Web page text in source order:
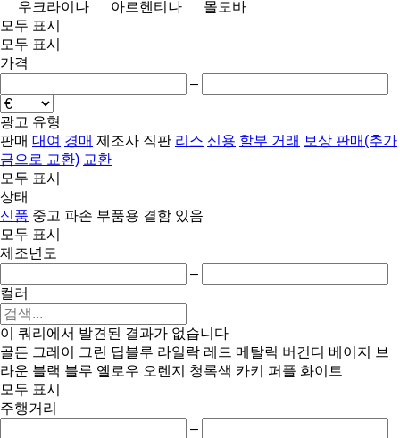
우크라이나 아르헨티나
몰도바
모두 표시
모두 표시
가격
–
광고 유형
판매 대여 경매 제조사 직판 리스 신용 할부 거래 보상 판매(추가
금으로 교환) 교환
모두 표시
상태
신품 중고 파손 부품용 결함 있음
모두 표시
제조년도
–
컬러
이 쿼리에서 발견된 결과가 없습니다
골든 그레이 그린 딥블루 라일락 레드 메탈릭 버건디 베이지
브
라운 블랙 블루 옐로우 오렌지 청록색 카키 퍼플 화이트
모두 표시
주행거리
–